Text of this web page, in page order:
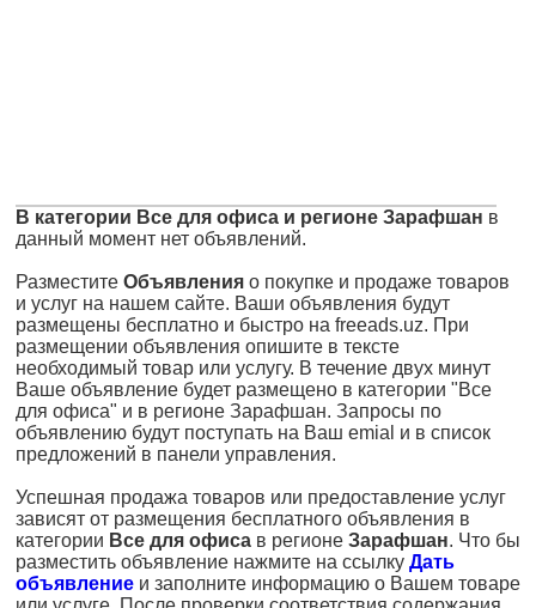
В категории Все для офиса и регионе Зарафшан в
данный момент нет объявлений.
Разместите Объявления о покупке и продаже товаров
и услуг на нашем сайте. Ваши объявления будут
размещены бесплатно и быстро на freeads.uz. При
размещении объявления опишите в тексте
необходимый товар или услугу. В течение двух минут
Ваше объявление будет размещено в категории "Все
для офиса" и в регионе Зарафшан. Запросы по
объявлению будут поступать на Ваш emial и в список
предложений в панели управления.
Успешная продажа товаров или предоставление услуг
зависят от размещения бесплатного объявления в
категории Все для офиса в регионе Зарафшан. Что бы
разместить объявление нажмите на ссылку Дать
объявление и заполните информацию о Вашем товаре